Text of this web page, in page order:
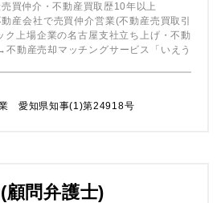
買仲介・不動産買取歴10年以上
産会社で売買仲介営業(不動産売買取引
上場企業の名古屋支社立ち上げ・不動
動産売却マッチングサービス「いえう
愛知県知事(1)第24918号
顧問弁護士)